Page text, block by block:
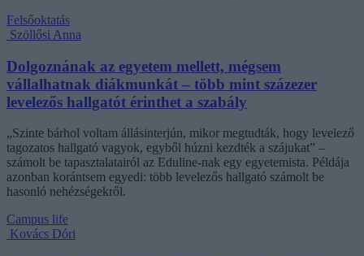
Felsőoktatás
Szöllősi Anna
Dolgoznának az egyetem mellett, mégsem
vállalhatnak diákmunkát – több mint százezer
levelezős hallgatót érinthet a szabály
„Szinte bárhol voltam állásinterjún, mikor megtudták, hogy levelező
tagozatos hallgató vagyok, egyből húzni kezdték a szájukat” –
számolt be tapasztalatairól az Eduline-nak egy egyetemista. Példája
azonban korántsem egyedi: több levelezős hallgató számolt be
hasonló nehézségekről.
Campus life
Kovács Dóri